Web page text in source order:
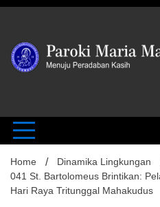
Skip
Home
Dinamika Lingkungan
041 St. Bartolomeus Brintikan:
Hari Raya Tritunggal Mahakudus